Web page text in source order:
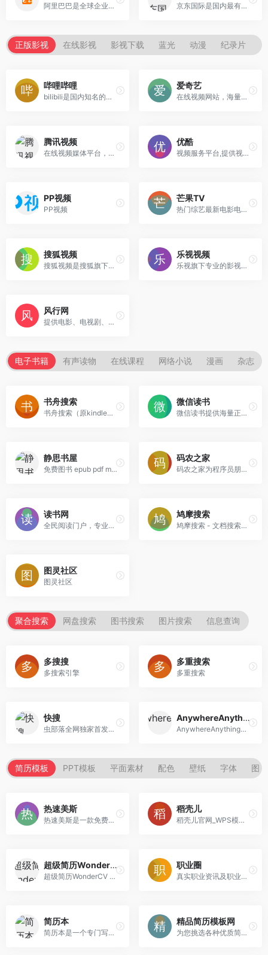
阿里巴巴是全球企业间（B2B）电子商务的著名品牌，为数千万网商提供海量商机信息和便捷安全的在线交易市场，也是商人们以商会友、真实互动的社区平台。 京东国际是国内最有保障的海外购物平台,提供母婴用品,护肤品,彩妆,钟表首饰,数码电器等全球优质商品,全球直供,售后无忧,来京东国际,开启您的海外购物之旅吧。
正版影视 在线影视 影视下载 蓝光 动漫 纪录片
哔哩哔哩
bilibili是国内知名的视频弹幕网站，这里有最及时的动漫新番，最棒的ACG氛围，最有创意的Up主。
爱奇艺
在线视频网站，海量正版高清视频在线观看。
腾讯视频
在线视频媒体平台，海量高清视频在线观看。
优酷
视频服务平台,提供视频播放,视频发布,视频搜索,视频分享。
PP视频
PP视频
芒果TV
热门综艺最新电影电视剧在线观看
搜狐视频
搜狐视频是搜狐旗下专业的综合视频网站，提供正版高清电影、电视剧、综艺、纪录片、动漫等。
乐视视频
乐视旗下专业的影视剧视频网站
风行网
提供电影、电视剧、综艺、动漫、体育等视频内容的在线观看和下载。
电子书籍 有声读物 在线课程 网络小说 漫画 杂志
书舟搜索
书舟搜索（原kindle吧）为kindle用户免费提供海量丰富的电子书籍在线搜索与下载服务，包括mobi/azw3/epub格式，欢迎您的来访。
微信读书
微信读书提供海量正版书籍、小说、漫画、公众号、听书，多设备同步实现跨屏阅读。与微信好友一起发现更多精品好书，随时交流感想，让阅读不再孤独。
静思书屋
免费图书 epub pdf mobi txt 下载 - 静思书屋
码农之家
码农之家为程序员朋友们提供计算机电子书资源免费下载，打造成编程电子书的专业网站，精选计算机pdf电子书内容并推荐有价值的视频教程内容，为大家学习编程和计算机知识节省成本。
读书网
全民阅读门户，专业中文图书搜索引擎,在线读书,提供各类免费电子书及图书导购服务
鸠摩搜索
鸠摩搜索 - 文档搜索引擎
图灵社区
图灵社区
聚合搜索 网盘搜索 图书搜索 图片搜索 信息查询
多搜搜
多搜索引擎
多重搜索
多重搜索
快搜
虫部落全网独家首发出品！为你聚合Google,百度,必应等国内外综合搜索和学术,资源,专业领域知识等垂直搜索。精准搜索,便捷交互！是你的网络搜索第一站！
AnywhereAnything
AnywhereAnything是为了把 webOS 的 Just Type 搬上 web 而做的，并进行了本地化。
简历模板 PPT模板 平面素材 配色 壁纸 字体 图库
热速美斯
热速美斯是一款免费的简历制作工具，无需登录即可使用，本地存储保护隐私，拖拽组合，制作简单，还有丰富的简历模板任你选。
稻壳儿
稻壳儿官网_WPS模板内容服务平台_PPT模板_精美办公模板素材_会员免费下载_工作总结_求职简历_教学课件等多品类模板应有尽有
超级简历WonderCV
超级简历WonderCV - HR推荐简历模板,智能简历制作工具,专业中英文简历模板免费下载
职业圈
真实职业资讯及职业交流平台，提供免费招聘，工资待遇，面试经验，教育口碑等职业资讯及职业交流
简历本
简历本是一个专门写简历的网站，为求职者提供专业的简历模板，求职者使用简历本5分钟内就能做完一份简历。求职者可随时随地将制作的简历下载为Word、PDF、图片格式文件，也可在线发送到邮箱或手机。
精品简历模板网
为您挑选各种优质简历模板，WORD格式可编辑，免费下载，你一定能够在这里找到合适您的简历模板，通用简历模板，应届生简历，简历表格，简历封面，英文简历，简历范文。直接下载即可使用。